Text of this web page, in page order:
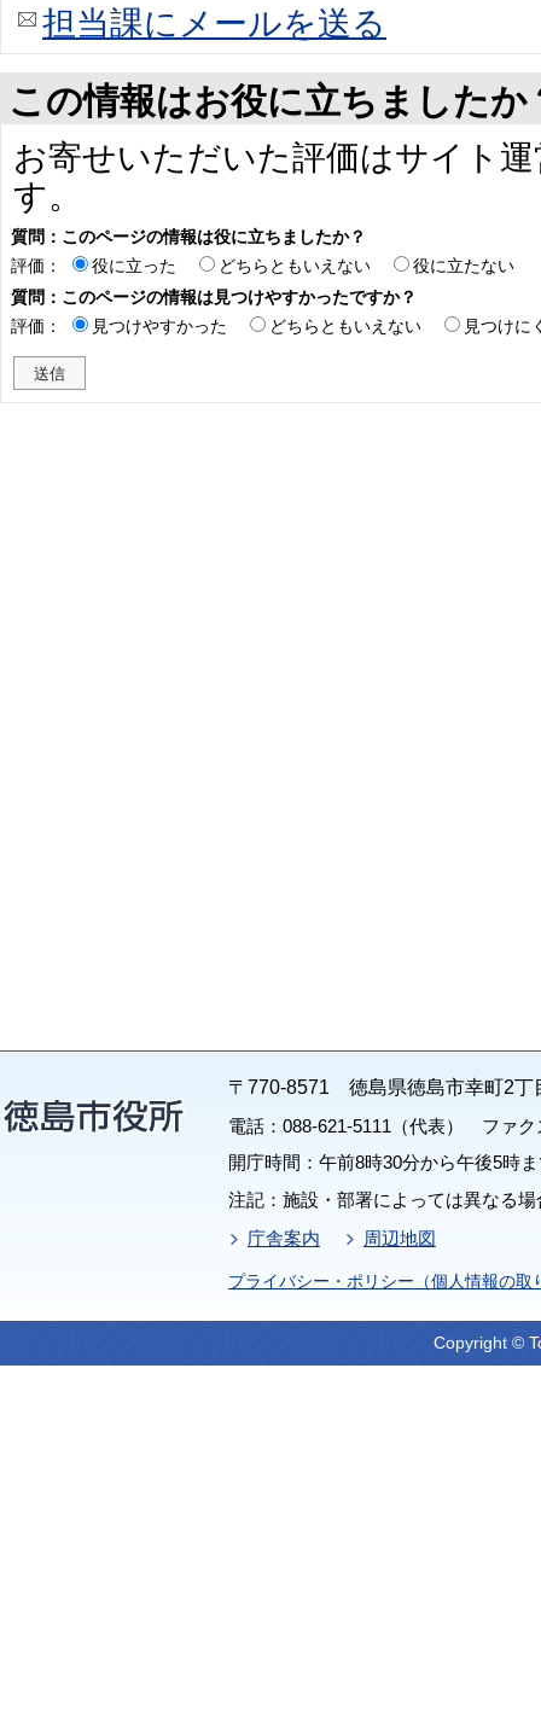
担当課にメールを送る
この情報はお役に立ちましたか
お寄せいただいた評価はサイト
す。
質問：このページの情報は役に立ちましたか？
評価：
役に立った どちらともいえない
役に立たない
質問：このページの情報は見つけやすかったですか？
評価：
見つけやすかった どちらともいえない 見つけに
〒770-8571 徳島県徳島市幸町2丁
電話：088-621-5111（代表） ファク
開庁時間：午前8時30分から午後5時
注記：施設・部署によっては異なる
庁舎案内
周辺地図
プライバシー・ポリシー（個人情報の取
Copyright ©